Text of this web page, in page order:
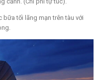
tối lãng mạn trên tàu với